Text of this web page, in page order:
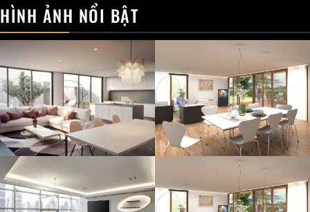
HÌNH ẢNH NỔI BẬT